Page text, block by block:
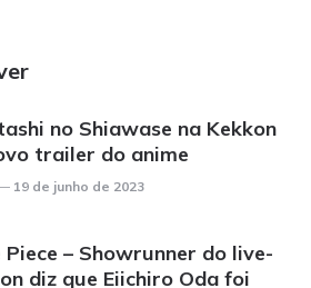
no Shiawase na Kekkon
trailer do anime
19 de junho de 2023
Piece – Showrunner do live-
diz que Eiichiro Oda foi